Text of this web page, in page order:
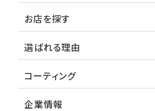
お店を探す
選ばれる理由
コーティング
企業情報